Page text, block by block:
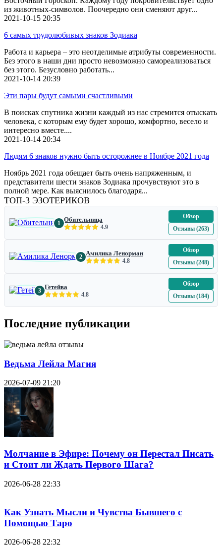
из животных-символов. Поочередно они сменяют друг...
2021-10-15 20:35
6 самых трудолюбивых знаков Зодиака
Работа и карьера – это неотделимые атрибуты современности.
Без этого в наши дни просто невозможно самореализоваться
без этого. Безусловно работать...
2021-10-14 20:39
Эти пары будут самыми счастливыми
В поисках спутника жизни каждый из нас стремится отыскать
человека, с которым ему будет хорошо, комфортно, весело и
интересно вместе....
2021-10-14 20:34
Людям 6 знаков нужно быть осторожнее в Ноябре 2021 года
Ноябрь 2021 года обещает быть очень напряженным, и
представители шести знаков Зодиака прочувствуют это в
полной мере. Как выяснилось благодаря...
ТОП-3 ЭЗОТЕРИКОВ
1 Обительница
4.9
Обзор
Отзывы (263)
2 Амилика Ленорман
4.8
Обзор
Отзывы (248)
3 Гетейва
4.8
Обзор
Отзывы (184)
Последние публикации
Ведьма Лейла Магия
2026-07-09 21:20
Молчание в Эфире: Почему он Перестал Писать
и Стоит ли Ждать Первого Шага?
2026-06-28 22:33
Как Узнать Мысли и Чувства Бывшего с
Помощью Таро
2026-06-28 22:32